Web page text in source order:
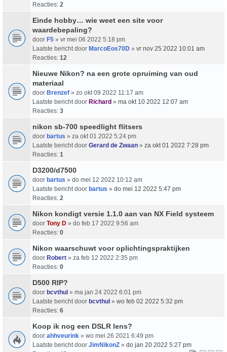
Reacties: 2
Einde hobby… wie weet een site voor
waardebepaling?
door F5 » vr mei 06 2022 5:18 pm
Laatste bericht door MarcoEos70D » vr nov 25 2022 10:01 am
Reacties: 12
Nieuwe Nikon? na een grote opruiming van oud
materiaal
door Brenzef » zo okt 09 2022 11:17 am
Laatste bericht door Richard » ma okt 10 2022 12:07 am
Reacties: 3
nikon sb-700 speedlight flitsers
door bartus » za okt 01 2022 5:24 pm
Laatste bericht door Gerard de Zwaan » za okt 01 2022 7:28 pm
Reacties: 1
D3200/d7500
door bartus » do mei 12 2022 10:12 am
Laatste bericht door bartus » do mei 12 2022 5:47 pm
Reacties: 2
Nikon kondigt versie 1.1.0 aan van NX Field systeem
door Tony D » do feb 17 2022 9:56 am
Reacties: 0
Nikon waarschuwt voor oplichtingspraktijken
door Robert » za feb 12 2022 2:35 pm
Reacties: 0
D500 RIP?
door bcvthul » ma jan 24 2022 6:01 pm
Laatste bericht door bcvthul » wo feb 02 2022 5:32 pm
Reacties: 6
Koop ik nog een DSLR lens?
door ahhveurink » wo mei 26 2021 6:49 pm
Laatste bericht door JimNikonZ » do jan 20 2022 5:27 pm